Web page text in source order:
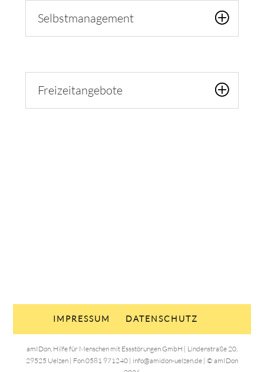
Selbstmanagement
Freizeitangebote
IMPRESSUM DATENSCHUTZ
amIDon, Hilfe für Menschen mit Essstörungen GmbH | Lindenstraße 20,
29525 Uelzen | Fon 0581 971240 | info@amidon-uelzen.de | © amIDon